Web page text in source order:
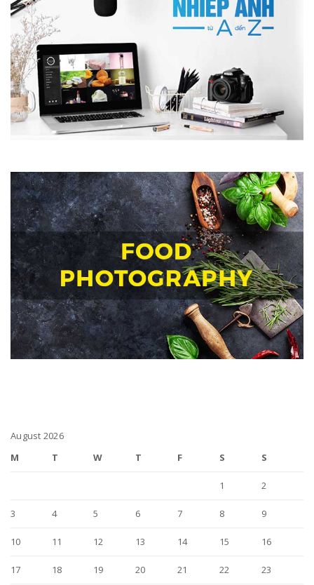
August 2026
M
T W T F S S
1 2
3 4 5 6 7 8 9
10 11 12 13 14 15 16
17 18 19 20 21 22 23